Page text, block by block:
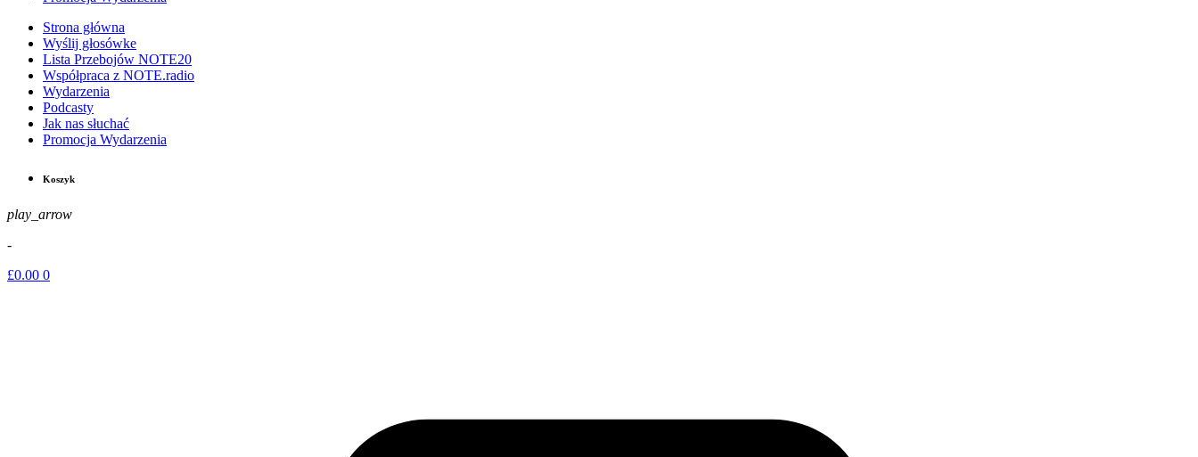
Strona główna
Wyślij głosówke
Lista Przebojów NOTE20
Współpraca z NOTE.radio
Wydarzenia
Podcasty
Jak nas słuchać
Promocja Wydarzenia
Koszyk
play_arrow
-
£0.00 0